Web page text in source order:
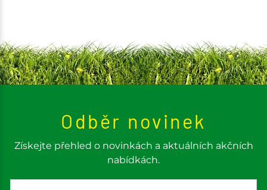
Odběr novinek
Získejte přehled o novinkách a aktuálních akčních
nabídkách.